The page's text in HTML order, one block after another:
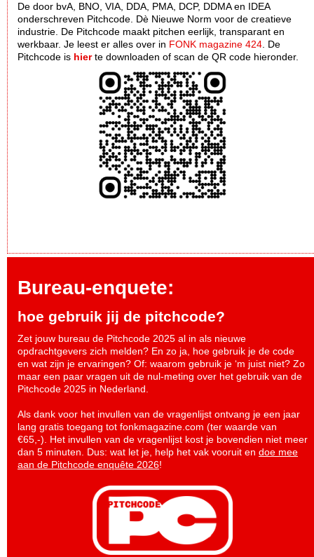
De door bvA, BNO, VIA, DDA, PMA, DCP, DDMA en IDEA
onderschreven Pitchcode. Dè Nieuwe Norm voor de creatieve
industrie. De Pitchcode maakt pitchen eerlijk, transparant en
werkbaar. Je leest er alles over in FONK magazine 424. De
Pitchcode is hierte downloaden of scan de QR code hieronder.
Bureau-enquete:
hoe gebruik jij de pitchcode?
Zet jouw bureau de Pitchcode 2025 al in als nieuwe
opdrachtgevers zich melden? En zo ja, hoe gebruik je de code
en wat zijn je ervaringen? Of: waarom gebruik je ‘m juist niet? Zo
maar een paar vragen uit de nul-meting over het gebruik van de
Pitchcode 2025 in Nederland.
Als dank voor het invullen van de vragenlijst ontvang je een jaar
lang gratis toegang tot fonkmagazine.com (ter waarde van
€65,-). Het invullen van de vragenlijst kost je bovendien niet meer
dan 5 minuten. Dus: wat let je, help het vak vooruit en doe mee
aan de Pitchcode enquête 2026!